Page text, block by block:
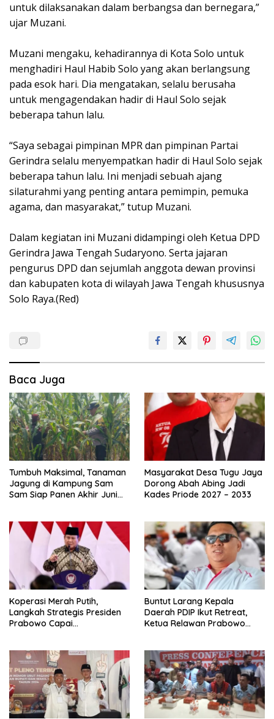
untuk dilaksanakan dalam berbangsa dan bernegara,”
ujar Muzani.
Muzani mengaku, kehadirannya di Kota Solo untuk
menghadiri Haul Habib Solo yang akan berlangsung
pada esok hari. Dia mengatakan, selalu berusaha
untuk mengagendakan hadir di Haul Solo sejak
beberapa tahun lalu.
“Saya sebagai pimpinan MPR dan pimpinan Partai
Gerindra selalu menyempatkan hadir di Haul Solo sejak
beberapa tahun lalu. Ini menjadi sebuah ajang
silaturahmi yang penting antara pemimpin, pemuka
agama, dan masyarakat,” tutup Muzani.
Dalam kegiatan ini Muzani didampingi oleh Ketua DPD
Gerindra Jawa Tengah Sudaryono. Serta jajaran
pengurus DPD dan sejumlah anggota dewan provinsi
dan kabupaten kota di wilayah Jawa Tengah khususnya
Solo Raya.(Red)
Baca Juga
Tumbuh Maksimal, Tanaman
Jagung di Kampung Sam
Sam Siap Panen Akhir Juni
Masyarakat Desa Tugu Jaya
Dorong Abah Abing Jadi
Kades Priode 2027 – 2033
Koperasi Merah Putih,
Langkah Strategis Presiden
Prabowo Capai
Buntut Larang Kepala
Daerah PDIP Ikut Retreat,
Ketua Relawan Prabowo